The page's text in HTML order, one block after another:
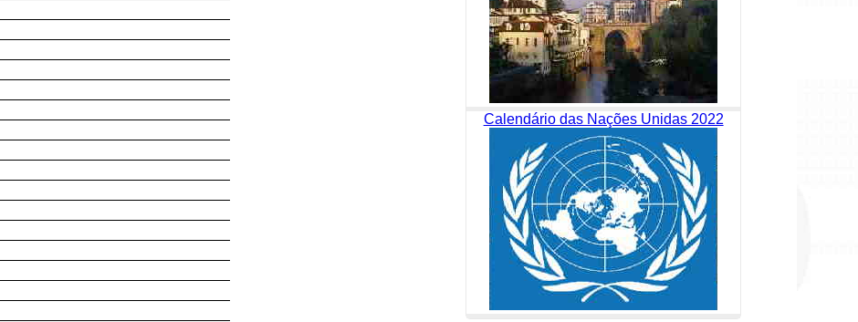
Calendário das Nações Unidas 2022